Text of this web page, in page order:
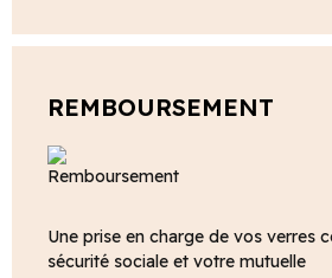
REMBOURSEMENT
Une prise en charge de vos verres
sécurité sociale et votre mutuelle